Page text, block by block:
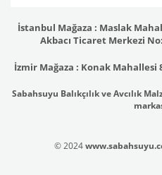
İstanbul Mağaza : Maslak
Akbacı Ticaret Merkezi
İzmir Mağaza : Konak Mahallesi
Sabahsuyu Balıkçılık ve Avcılık
© 2024